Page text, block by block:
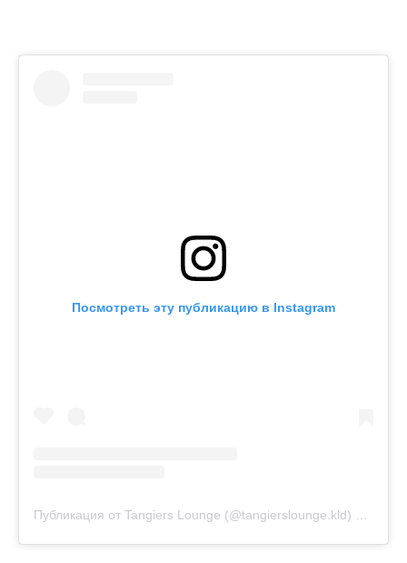
Посмотреть эту публикацию в Instagram
Публикация от Tangiers Lounge (@tangierslounge.kld) 13 Окт